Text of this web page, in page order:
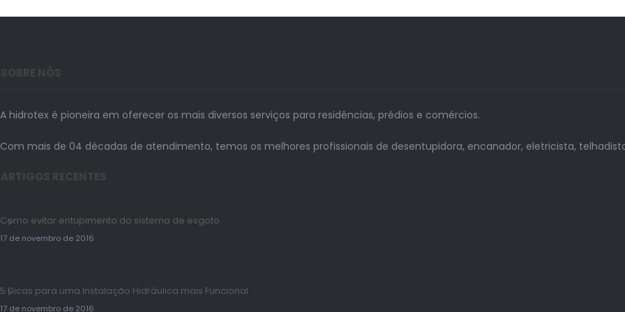
A hidrotex é pioneira em oferecer os mais diversos serviços para residências, prédios e comércios.
Com mais de 04 décadas de atendimento, temos os melhores profissionais de desentupidora, encanador, eletricista,
Como evitar entupimento do sistema de esgoto
17 de novembro de 2016
5 Dicas para uma Instalação Hidráulica mais Funcional
17 de novembro de 2016